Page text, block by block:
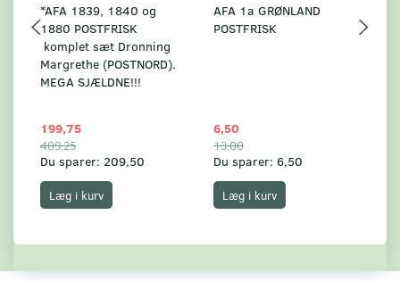
*AFA 1839, 1840 og
1880 POSTFRISK
komplet sæt Dronning
Margrethe (POSTNORD).
MEGA SJÆLDNE!!!
199,75
409,25
Du sparer: 209,50
Læg i kurv
AFA 1a GRØNLAND
POSTFRISK
6,50
13,00
Du sparer: 6,50
Læg i kurv